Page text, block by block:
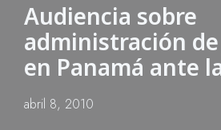
Audiencia sobre
administración
en Panamá ante
abril 8, 2010